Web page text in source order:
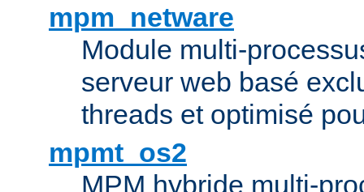
mpm_netware
Module multi-
serveur web basé
threads et optimisé
mpmt_os2
MPM hybride multi-